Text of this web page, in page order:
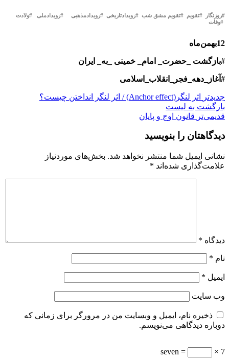
#روزنگار #تقویم #تقویم مشق شب #رویدادتاریخی #رویدادمذهبی #رویدادملی #ولادت
#وفات
12بهمن‌ماه
#بازگشت _حضرت_ امام_ خمینی _به_ ایران
#آغاز_دهه_فجر_انقلاب_اسلامی
جدیدتر
اثر لنگر(Anchor effect) / اثر لنگر انداختن چیست؟
بازگشت بە لیست
قدیمی‌تر قانون اوج و پایان
دیدگاهتان را بنویسید
نشانی ایمیل شما منتشر نخواهد شد. بخش‌های موردنیاز
علامت‌گذاری شده‌اند *
دیدگاه *
نام *
ایمیل *
وب‌ سایت
ذخیره نام، ایمیل و وبسایت من در مرورگر برای زمانی که
دوباره دیدگاهی می‌نویسم.
7 ×
= seven